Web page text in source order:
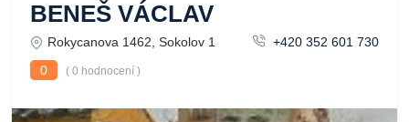
BENEŠ VÁCLAV
Rokycanova 1462, Sokolov 1
+420 352 601 730
0
( 0 hodnocení )